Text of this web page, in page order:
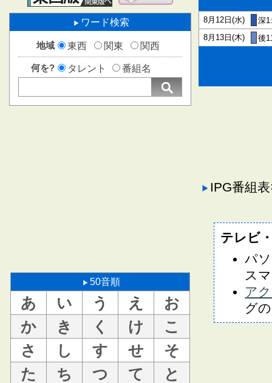
ワード検索
地域 東西 関東 関西
何を? タレント 番組名
50音順
あ い う え
お
か
き く け
こ
さ
し す せ
そ
た
ち つ て
と
8月12日(水)
深
8月13日(木)
後
IPG番組
テレビ
パ
ス
ア
グ